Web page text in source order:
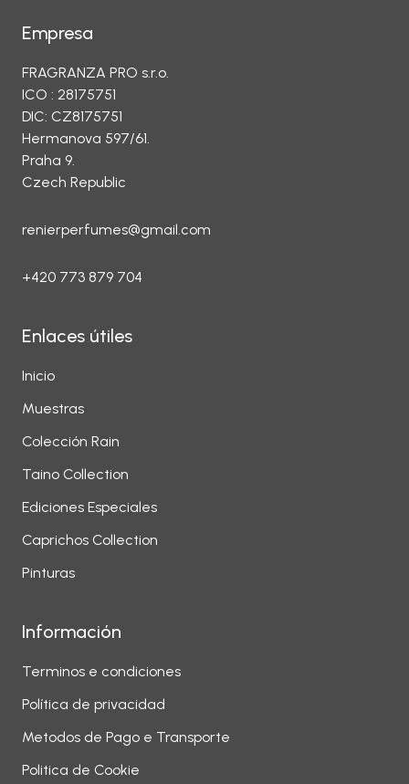
Empresa
FRAGRANZA PRO s.r.o.
ICO : 28175751
DIC: CZ8175751
Hermanova 597/61.
Praha 9.
Czech Republic
renierperfumes@gmail.com
+420 773 879 704
Enlaces útiles
Inicio
Muestras
Colección Rain
Taino Collection
Ediciones Especiales
Caprichos Collection
Pinturas
Información
Terminos e condiciones
Política de privacidad
Metodos de Pago e Transporte
Politica de Cookie